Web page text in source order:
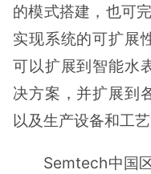
的模式搭建，也可
实现系统的可扩展
可以扩展到智能水
决方案，并扩展到
以及生产设备和工
Semtech中国